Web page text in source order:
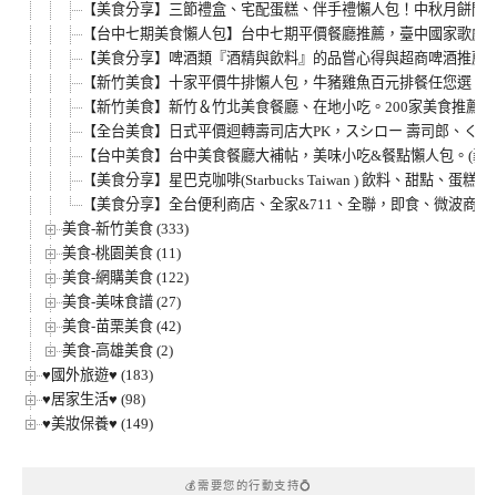
【美食分享】三節禮盒、宅配蛋糕、伴手禮懶人包！中秋月餅
【台中七期美食懶人包】台中七期平價餐廳推薦，臺中國家歌
【美食分享】啤酒類『酒精與飲料』的品嘗心得與超商啤酒推
【新竹美食】十家平價牛排懶人包，牛豬雞魚百元排餐任您選
【新竹美食】新竹＆竹北美食餐廳、在地小吃。200家美食推
【全台美食】日式平價迴轉壽司店大PK，スシロー 壽司郎、
【台中美食】台中美食餐廳大補帖，美味小吃&餐點懶人包。(
【美食分享】星巴克咖啡(Starbucks Taiwan ) 飲料、甜點、蛋
【美食分享】全台便利商店、全家&711、全聯，即食、微波商
美食-新竹美食 (333)
美食-桃園美食 (11)
美食-網購美食 (122)
美食-美味食譜 (27)
美食-苗栗美食 (42)
美食-高雄美食 (2)
♥國外旅遊♥ (183)
♥居家生活♥ (98)
♥美妝保養♥ (149)
💰需要您的行動支持💍